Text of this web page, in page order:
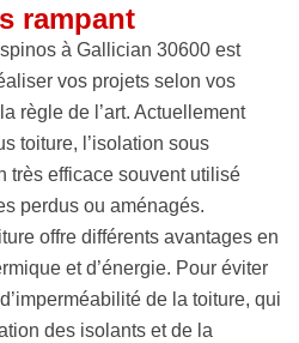
rampant
à Gallician 30600 est
vos projets selon vos
règle de l’art. Actuellement
toiture, l’isolation sous
très efficace souvent utilisé
perdus ou aménagés.
offre différents avantages en
et d’énergie. Pour éviter
de la toiture, qui
des isolants et de la